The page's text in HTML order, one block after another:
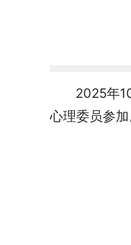
2025年
心理委员参加